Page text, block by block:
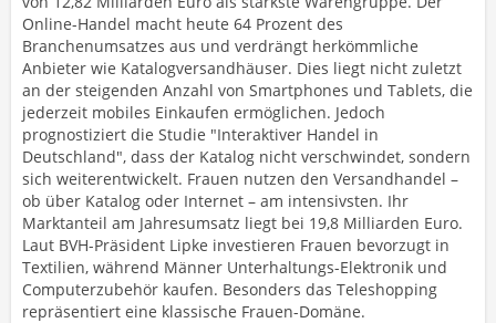
Online-Handel macht heute 64 Prozent des
Branchenumsatzes aus und verdrängt herkömmliche
Anbieter wie Katalogversandhäuser. Dies liegt nicht zuletzt
an der steigenden Anzahl von Smartphones und Tablets, die
jederzeit mobiles Einkaufen ermöglichen. Jedoch
prognostiziert die Studie "Interaktiver Handel in
Deutschland", dass der Katalog nicht verschwindet, sondern
sich weiterentwickelt. Frauen nutzen den Versandhandel –
ob über Katalog oder Internet – am intensivsten. Ihr
Marktanteil am Jahresumsatz liegt bei 19,8 Milliarden Euro.
Laut BVH-Präsident Lipke investieren Frauen bevorzugt in
Textilien, während Männer Unterhaltungs-Elektronik und
Computerzubehör kaufen. Besonders das Teleshopping
repräsentiert eine klassische Frauen-Domäne.